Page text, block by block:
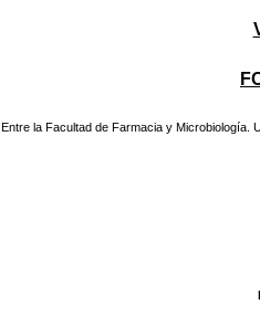
Entre la Facultad de Farmacia y Microbiología.